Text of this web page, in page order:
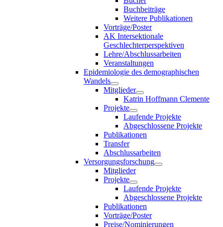
Buchbeiträge
Weitere Publikationen
Vorträge/Poster
AK Intersektionale
Geschlechterperspektiven
Lehre/Abschlussarbeiten
Veranstaltungen
Epidemiologie des demographischen
Wandels
Mitglieder
Katrin Hoffmann Clemente
Projekte
Laufende Projekte
Abgeschlossene Projekte
Publikationen
Transfer
Abschlussarbeiten
Versorgungsforschung
Mitglieder
Projekte
Laufende Projekte
Abgeschlossene Projekte
Publikationen
Vorträge/Poster
Preise/Nominierungen